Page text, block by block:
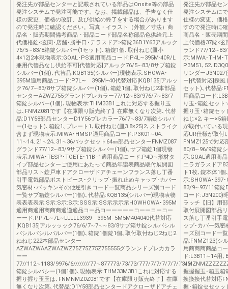
発注先が部品センターと記載されている部品はOnsite等の部品
発注システムで発注可能です。なお、掲載部品は、予告なく仕
様の変更、価格の改訂、及び供給の終了をする場合があります
ので発注時に確認ください。写真・イラスト（外観／寸法）商
品名・販売期間備考商品・部品コード部品名称部品色供給元上
代価格錠<玄関･店舗･勝手口･テラスドア>箱錠36D1Y63アルック
76/5∼83/8箱錠シルバー(1セット)､箱錠1個､取付ねじ(皿小
4×12)2本現物表示:GOAL･PS適用商品コード:P4L∼395M-40R/L
兼用代替品なし供給不可[代替対応]アルック76/5∼83/8サブ箱錠
シルバー(1個)､代替品:KQB135(シルバー)現物表示:SHOWA･
395M適用商品コード:P7L∼ 395M−40代替対応[KQB135]アルッ
ク76/7∼83/8サブ箱錠シルバー(1個)､箱錠1個､取付ねじ2本部品
センターAZWZ755グランドプレカラー77/12∼83/976/7∼83/7
箱錠シルバー(1個)､現物表示:THM33B1これに対応する握り玉
は､FNMZ081です【在庫限り販売終了】在庫無くなり次第､代替
品:D1Y58部品センターD1Y56プレカラー76/7∼83/7箱錠シルバ
ー(1セット)､箱錠1､プレート1､取付ねじ(皿3.8×25)2､ストライク
含まず現物表示:MIWA･HMSP適用商品コード:P3K01∼04､
11∼14､21∼24､31∼36バックセット64㎜部品センターFNMZ087
グランド77/12∼83/9サブ箱錠シルバー(1個)､サブ箱錠1個現物
表示:MIWA･TESP･TOETE･11B−1適用商品コード:P4D∼形材タ
イプ部品センターご使用にあたって商品年譜表商品取付展開図
部品リスト錠戸車ドアクローザドアチェーンフランス落し丁番
引手電気部品ポストピース･クリップ･振れ止めキャップ･カバー
気密材･パッキンその他逆引きコード一覧商品シリーズ別コード
一覧サブ箱錠シルバー(1個)､代替品:KQB135(シルバー)現物表物
表表表表示:S示:S示:S示:SSS示:SS示示示示HOWHOWA･395M
適用商適用商商商適適適品コー品コーーーーーコーーコーコー
ーード:PP7L∼7L∼LLLLL3939 395M−5M5M404040代替対応
[KQB135]アルッッック76/6/7∼7∼∼83/8サブ箱サ錠シルバシル
バシルバシルバルバー(1個)､箱錠1個錠1個､取付取付ねじ2ねじ2
ねねじ222本部品センター
AZWAZWAAZWAZWZ75Z75Z75Z755555グランンドプレカカラ
ーー
77//112∼1183/9976/6////////77∼877773/73/73/777/7/7/7/7/7/73/3
箱錠シルバシー(1個1個)､現物表示:THM33M3B1これに対応する
握り握り玉玉は､FNMNMZ0Z081です【在庫限り販売終了】在庫
無くなり次第､代替品:D1Y58部品センタードアクローザドアチェ
発注先が部品セ
発注システムに
仕様の変更、価
すので発注時に
商品名・販売期
上代価格37錠<
ランド77/
示:MIWA･THM･
P3M51､52､
リンダー
ー[代替対応]採
セット)､代替品
用商品コード
り玉･箱錠セッ
握り玉･箱錠セッ
ねじ×2､キー×5
が取付いている
応UR仕様が取付
FNMZ125で対応
80/8∼96/9箱錠シ
示:GOAL適用商
エラガラスドア
ト1枚､錠本体1
示:SHOWA･397
83/9∼97/11箱錠
コード:J3N200)
ラッチ【旧】用
取付展開図部品
ス落し丁番引手
ップ･カバー気
ーズ別コード一
品:FNMZ123(シ
用商商商商品コ
ド:L3B11∼14用､
握握握玉･箱玉箱
換換換代替対応
握･箱錠セセッッ